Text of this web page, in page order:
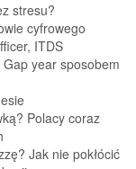
stresu?
cyfrowego
ITDS
year sposobem
Polacy coraz
Jak nie pokłócić